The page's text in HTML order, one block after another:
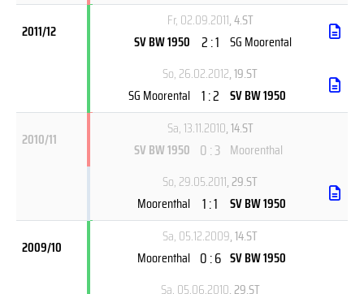
2011/12
Fr, 02.09.2011, 4.ST
SV BW 1950 2 : 1 SG Moorental
So, 26.02.2012, 19.ST
SG Moorental 1 : 2 SV BW 1950
2010/11
Sa, 13.11.2010, 14.ST
SV BW 1950 0 : 3 Moorenthal
So, 29.05.2011, 29.ST
Moorenthal 1 : 1 SV BW 1950
2009/10
Sa, 05.12.2009, 14.ST
Moorenthal 0 : 6 SV BW 1950
Sa, 05.06.2010, 29.ST